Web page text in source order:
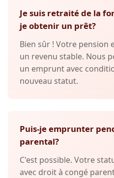
Je suis retraité de la
je obtenir un prêt?
Bien sûr ! Votre pension
un revenu stable. Nous
un emprunt avec
nouveau statut.
Puis-je emprunter
parental?
C'est possible. Votre
avec droit à congé